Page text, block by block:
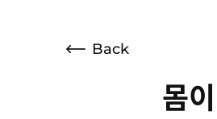
Back
몸